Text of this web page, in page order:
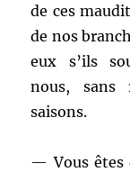
de ces
de nos
eux s’ils
nous, sans
saisons.
— Vous êtes